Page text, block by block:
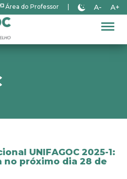
Área do Professor A- A+
UNIFAGOC 2025-1:
no próximo dia 28 de